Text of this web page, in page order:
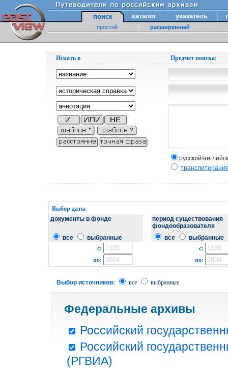
поиск каталог указатель
простой расширенный
Искать в Предмет поиска:
русский/
Выбор даты
документы в фонде
период существования
фондообразователя
все
выбранные все выбранные
с:
с:
по:
по:
Выбор источников: все выбранные
Федеральные архивы
Российский
Российский
(РГВИА)